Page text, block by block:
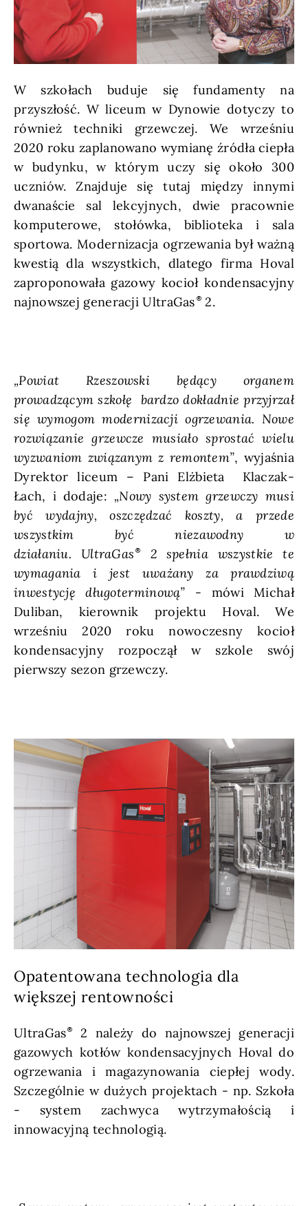
W szkołach buduje się fundamenty na
przyszłość. W liceum w Dynowie dotyczy to
również techniki grzewczej. We wrześniu
2020 roku zaplanowano wymianę źródła ciepła
w budynku, w którym uczy się około 300
uczniów. Znajduje się tutaj między innymi
dwanaście sal lekcyjnych, dwie pracownie
komputerowe, stołówka, biblioteka i sala
sportowa. Modernizacja ogrzewania był ważną
kwestią dla wszystkich, dlatego firma Hoval
zaproponowała gazowy kocioł kondensacyjny
najnowszej generacji UltraGas
2.
„Powiat Rzeszowski będący organem
prowadzącym szkołę bardzo dokładnie przyjrzał
się wymogom modernizacji ogrzewania. Nowe
rozwiązanie grzewcze musiało sprostać wielu
wyzwaniom związanym z remontem”, wyjaśnia
Dyrektor liceum – Pani Elżbieta Klaczak-
Łach, i dodaje: „Nowy system grzewczy musi
być wydajny, oszczędzać koszty, a przede
wszystkim być niezawodny w
działaniu. UltraGas
2 spełnia wszystkie te
wymagania i jest uważany za prawdziwą
inwestycję długoterminową” - mówi Michał
Duliban, kierownik projektu Hoval. We
wrześniu 2020 roku nowoczesny kocioł
kondensacyjny rozpoczął w szkole swój
pierwszy sezon grzewczy.
Opatentowana technologia dla
większej rentowności
UltraGas
2 należy do najnowszej generacji
gazowych kotłów kondensacyjnych Hoval do
ogrzewania i magazynowania ciepłej wody.
Szczególnie w dużych projektach - np. Szkoła
- system zachwyca wytrzymałością i
innowacyjną technologią.